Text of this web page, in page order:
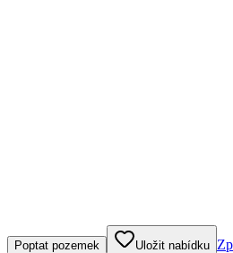
Klepněte nebo klikněte pro ovládání
Poptat pozemek Uložit nabídku